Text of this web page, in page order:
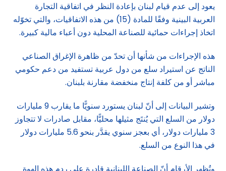
يعود إلى عدم قيام لبنان بإعادة النظر في اتفاقية التجارة
العربية البينية وفقًا للمادة (15) من هذه الاتفاقيات، والتي تخوّله
اتخاذ إجراءات حمائية للصناعة المحلية دون أعباء مالية كبيرة.
هذه الإجراءات من شأنها أن تحدّ من ظاهرة الإغراق الصناعي
الناتج عن استيراد سلع من دول عربية تستفيد من دعم حكومي
مباشر أو من كلفة إنتاج منخفضة مقارنة بلبنان.
وتشير البيانات إلى أنّ لبنان يستورد سنويًّا ما يقارب 9 مليارات
دولار من السلع التي يُنتَج مثيلها محليًّا، مقابل صادرات لا تتجاوز
3 مليارات دولار، أي بعجز سنوي يقدَّر بنحو 5.6 مليارات دولار
في هذا النوع من السلع.
وتُظهر الأرقام أنّ الصناعة اللبنانية قادرة على ردم هذه الهوة